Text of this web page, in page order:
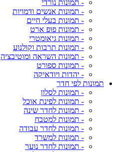
- תמונות נורדי
- תמונות אנשים ודמויות
- תמונות בעלי חיים
- תמונות פופ ארט
- תמונות גיאומטרי
- תמונות תרבות וקולנוע
- תמונות השראה ומוטיבציה
- תמונות ספורט
- יהדות ויודאיקה
תמונות לפי חדר
- תמונות לסלון
- תמונות לפינת אוכל
- תמונות לחדר שינה
- תמונות למטבח
- תמונות לחדר עבודה
- תמונות למשרד
- תמונות לחדר נוער